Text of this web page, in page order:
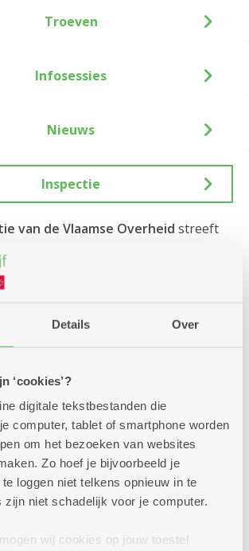
Details Over
‘cookies’?
digitale tekstbestanden die
computer, tablet of smartphone worden
om het bezoeken van websites
Zo hoef je bijvoorbeeld je
loggen niet telkens opnieuw in te
zijn niet schadelijk voor je computer.
wij cookies op jouw toestel
Troeven
Infosessies
Nieuws
Inspectie
van de Vlaamse Overheid streeft
Ook de dagverzorgingscentra,
en groep assistentiewoningen
geïnspecteerd. Eeninspectie
onverwacht. Er zijn verschillende
algemene, thematische, bij de
Overheid dieinspectieverslagen
juichen dieopenheidtoe. In
het Departement Zorg voegen wij op
onzeremediëringsplannen
welke acties we ondernemen om
te voldoen en om de
en veiligheid te bieden.